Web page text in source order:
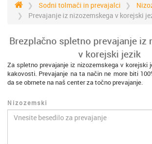
Sodni tolmači in prevajalci
Prevajanje iz nizozemskega v korejski
Brezplačno spletno prevajanje iz
v korejski jezik
Za spletno prevajanje iz nizozemskega v korejski
kakovosti. Prevajanje na ta način ne more biti
da se obrnete na naš center za točno prevajanje.
Nizozemski